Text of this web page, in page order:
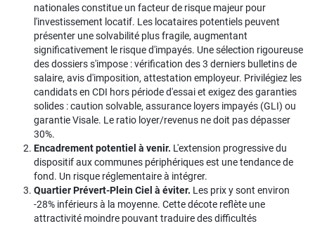
nationales constitue un facteur de risque majeur pour
l'investissement locatif. Les locataires potentiels peuvent
présenter une solvabilité plus fragile, augmentant
significativement le risque d'impayés. Une sélection rigoureuse
des dossiers s'impose : vérification des 3 derniers bulletins de
salaire, avis d'imposition, attestation employeur. Privilégiez les
candidats en CDI hors période d'essai et exigez des garanties
solides : caution solvable, assurance loyers impayés (GLI) ou
garantie Visale. Le ratio loyer/revenus ne doit pas dépasser
30%.
Encadrement potentiel à venir. L'extension progressive du
dispositif aux communes périphériques est une tendance de
fond. Un risque réglementaire à intégrer.
Quartier Prévert-Plein Ciel à éviter. Les prix y sont environ
-28% inférieurs à la moyenne. Cette décote reflète une
attractivité moindre pouvant traduire des difficultés